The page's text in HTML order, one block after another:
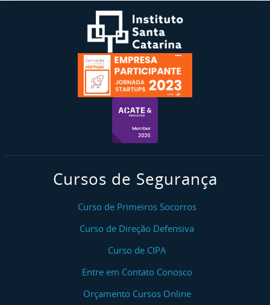
Cursos de Segurança
Curso de Primeiros Socorros
Curso de Direção Defensiva
Curso de CIPA
Entre em Contato Conosco
Orçamento Cursos Online